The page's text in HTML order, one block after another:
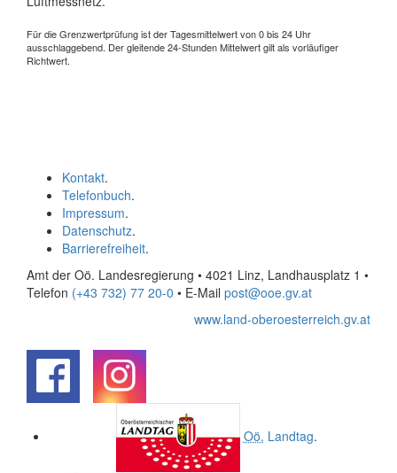
Für die Grenzwertprüfung ist der Tagesmittelwert von 0 bis 24 Uhr
ausschlaggebend. Der gleitende 24-Stunden Mittelwert gilt als vorläufiger
Richtwert.
Kontakt.
Telefonbuch.
Impressum.
Datenschutz.
Barrierefreiheit.
Amt der Oö. Landesregierung • 4021 Linz, Landhausplatz 1 •
Telefon (+43 732) 77 20-0 • E-Mail post@ooe.gv.at
www.land-oberoesterreich.gv.at
Oö. Landtag.